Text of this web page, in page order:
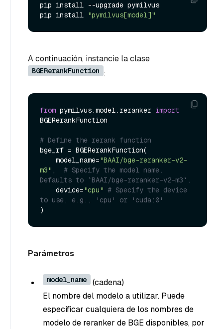
pip install --upgrade pymilvus
pip install "pymilvus[model]"
A continuación, instancie la clase
BGERerankFunction :
from pymilvus.model.reranker import
BGERerankFunction
# Define the rerank function
bge_rf = BGERerankFunction(
    model_name=
"BAAI/bge-reranker-v2-
m3" , # Specify the model name.
Defaults to `BAAI/bge-reranker-v2-m3`.
    device=
"cpu" # Specify the device
to use, e.g., 'cpu' or 'cuda:0'
Parámetros
model_name (cadena)
El nombre del modelo a utilizar. Puede
especificar cualquiera de los nombres de
modelo de reranker de BGE disponibles, por